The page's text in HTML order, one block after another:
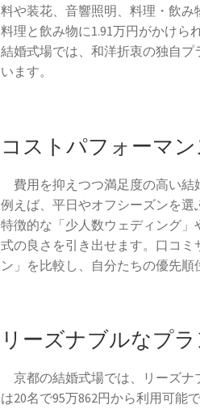
料や装花、音響照明、料理・飲
料理と飲み物に1.91万円がかけら
結婚式場では、和洋折衷の独自
います。
コストパフォーマ
費用を抑えつつ満足度の高い結
例えば、平日やオフシーズンを
特徴的な「少人数ウェディング
式の良さを引き出せます。口コ
ン」を比較し、自分たちの優先順
リーズナブルなプ
京都の結婚式場では、リーズナ
は20名で95万862円から利用可能